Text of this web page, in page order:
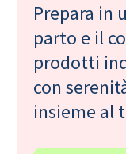
Prepara in
parto e il
prodotti
con
insieme al